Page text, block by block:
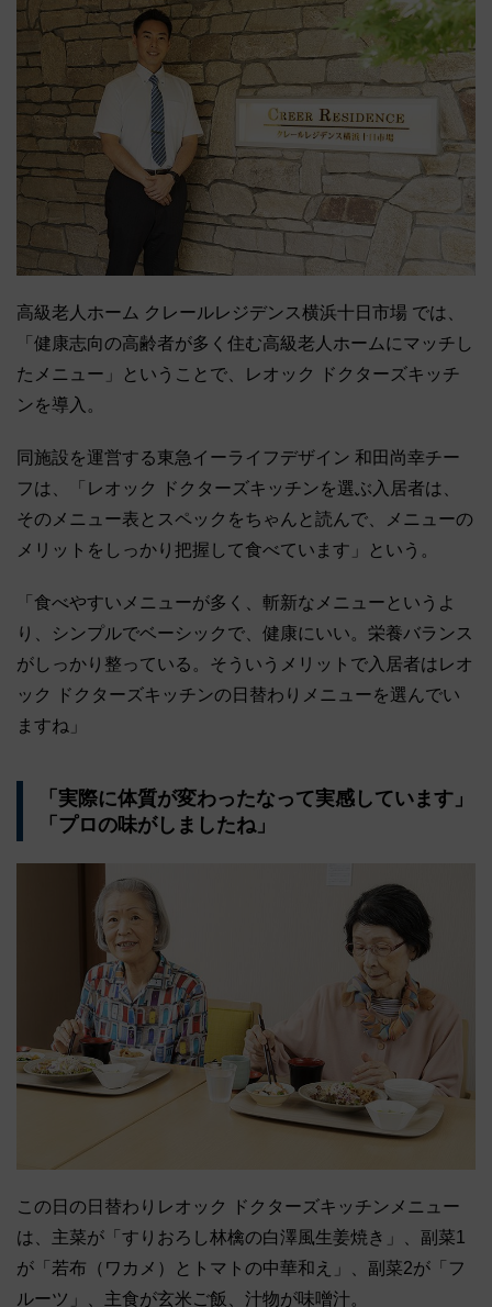
高級老人ホーム クレールレジデンス横浜十日市場 では、
「健康志向の高齢者が多く住む高級老人ホームにマッチし
たメニュー」ということで、レオック ドクターズキッチ
ンを導入。
同施設を運営する東急イーライフデザイン 和田尚幸チー
フは、「レオック ドクターズキッチンを選ぶ入居者は、
そのメニュー表とスペックをちゃんと読んで、メニューの
メリットをしっかり把握して食べています」という。
「食べやすいメニューが多く、斬新なメニューというよ
り、シンプルでベーシックで、健康にいい。栄養バランス
がしっかり整っている。そういうメリットで入居者はレオ
ック ドクターズキッチンの日替わりメニューを選んでい
ますね」
「実際に体質が変わったなって実感しています」
「プロの味がしましたね」
この日の日替わりレオック ドクターズキッチンメニュー
は、主菜が「すりおろし林檎の白澤風生姜焼き」、副菜1
が「若布（ワカメ）とトマトの中華和え」、副菜2が「フ
ルーツ」、主食が玄米ご飯、汁物が味噌汁。